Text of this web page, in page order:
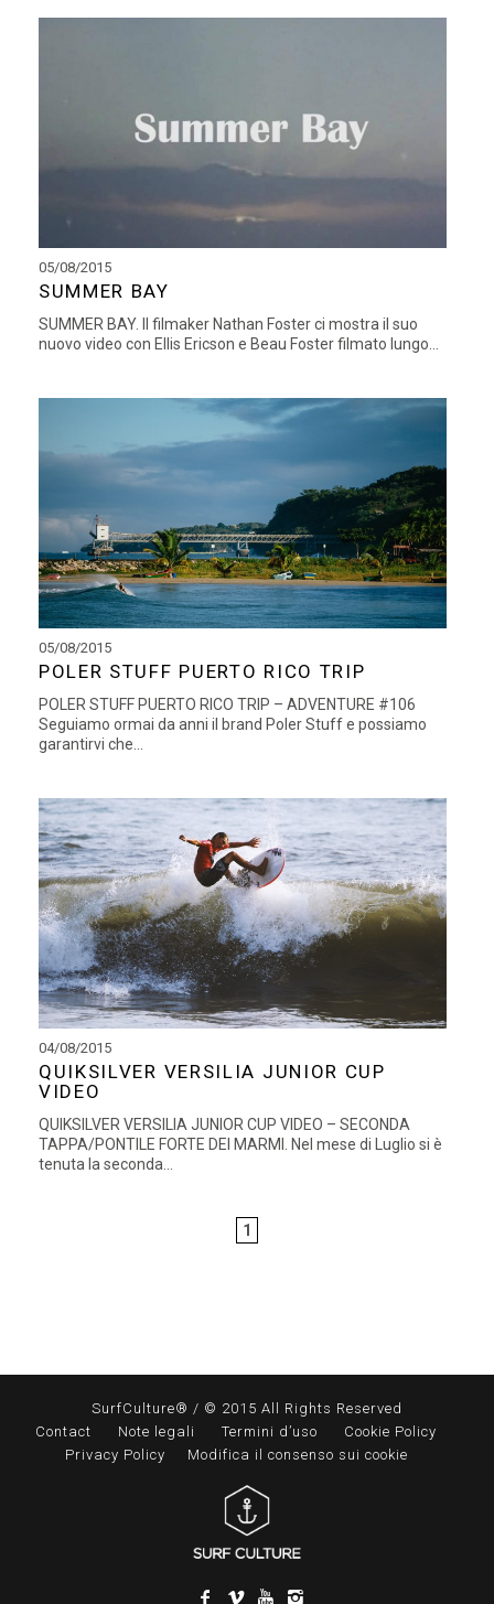
05/08/2015
SUMMER BAY
SUMMER BAY. Il filmaker Nathan Foster ci mostra il suo
nuovo video con Ellis Ericson e Beau Foster filmato lungo...
05/08/2015
POLER STUFF PUERTO RICO TRIP
POLER STUFF PUERTO RICO TRIP – ADVENTURE #106
Seguiamo ormai da anni il brand Poler Stuff e possiamo
garantirvi che...
04/08/2015
QUIKSILVER VERSILIA JUNIOR CUP
VIDEO
QUIKSILVER VERSILIA JUNIOR CUP VIDEO – SECONDA
TAPPA/PONTILE FORTE DEI MARMI. Nel mese di Luglio si è
tenuta la seconda...
1
SurfCulture® / © 2015 All Rights Reserved
Contact
Note legali Termini d’uso
Cookie Policy
Privacy Policy
Modifica il consenso sui cookie